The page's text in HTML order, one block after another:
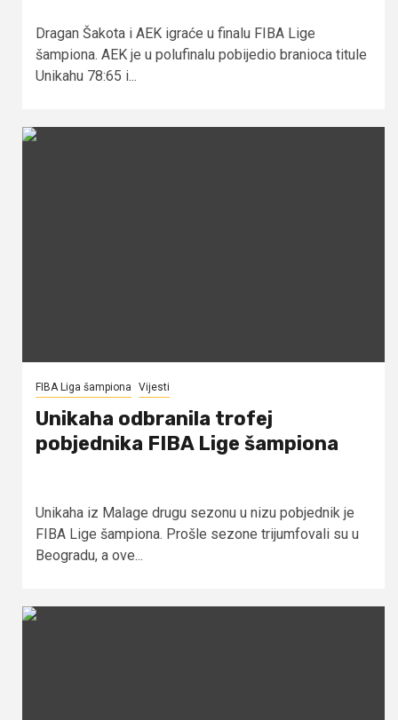
Dragan Šakota i AEK igraće u finalu FIBA Lige
šampiona. AEK je u polufinalu pobijedio branioca titule
Unikahu 78:65 i...
FIBA Liga šampiona Vijesti
Unikaha odbranila trofej
pobjednika FIBA Lige šampiona
Unikaha iz Malage drugu sezonu u nizu pobjednik je
FIBA Lige šampiona. Prošle sezone trijumfovali su u
Beogradu, a ove...